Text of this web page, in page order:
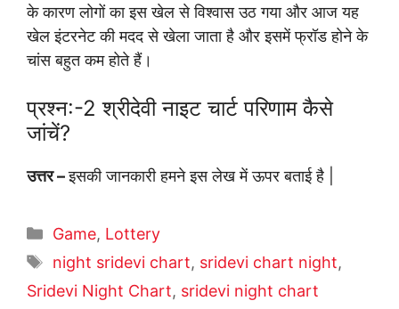
के कारण लोगों का इस खेल से विश्वास उठ गया और आज यह
खेल इंटरनेट की मदद से खेला जाता है और इसमें फ्रॉड होने के
चांस बहुत कम होते हैं।
प्रश्न:-2 श्रीदेवी नाइट चार्ट परिणाम कैसे
जांचें?
उत्तर –इसकी जानकारी हमने इस लेख में ऊपर बताई है |
Categories
Game, Lottery
Tags
night sridevi chart, sridevi chart night,
Sridevi Night Chart, sridevi night chart